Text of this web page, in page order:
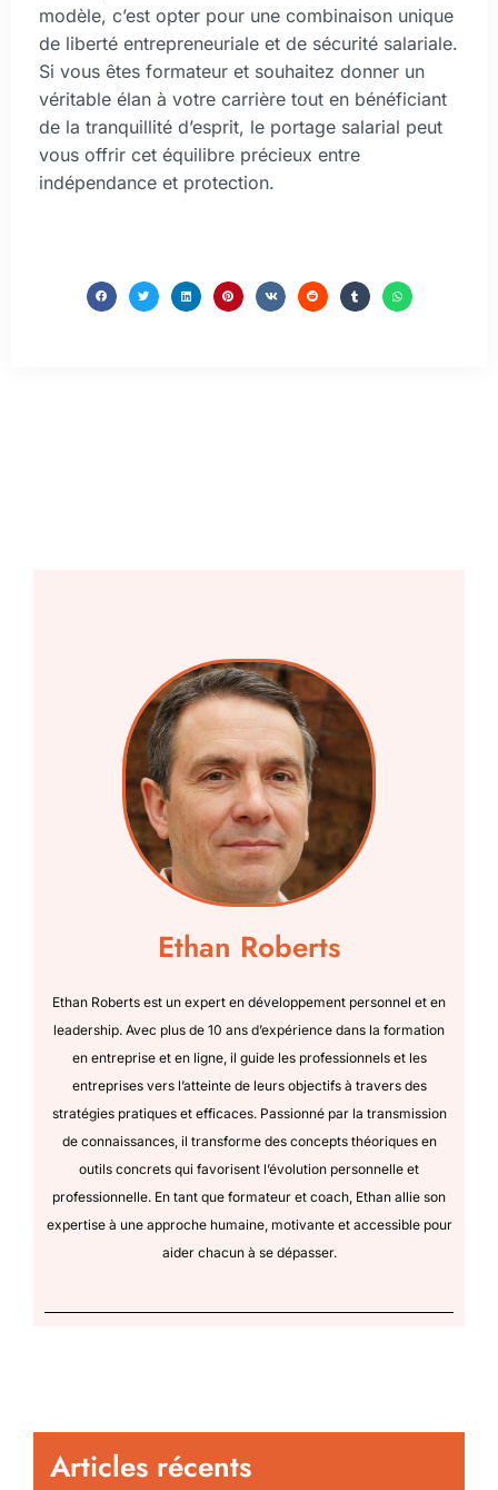
modèle, c’est opter pour une combinaison unique
de liberté entrepreneuriale et de sécurité salariale.
Si vous êtes formateur et souhaitez donner un
véritable élan à votre carrière tout en bénéficiant
de la tranquillité d’esprit, le portage salarial peut
vous offrir cet équilibre précieux entre
indépendance et protection.
Ethan Roberts
Ethan Roberts est un expert en développement personnel et en
leadership. Avec plus de 10 ans d’expérience dans la formation
en entreprise et en ligne, il guide les professionnels et les
entreprises vers l’atteinte de leurs objectifs à travers des
stratégies pratiques et efficaces. Passionné par la transmission
de connaissances, il transforme des concepts théoriques en
outils concrets qui favorisent l’évolution personnelle et
professionnelle. En tant que formateur et coach, Ethan allie son
expertise à une approche humaine, motivante et accessible pour
aider chacun à se dépasser.
Articles récents